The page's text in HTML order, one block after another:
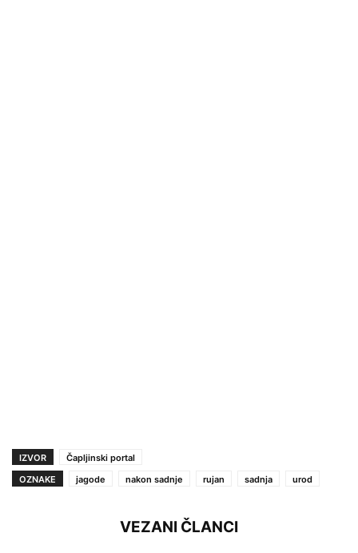
IZVOR
Čapljinski portal
OZNAKE
jagode nakon sadnje rujan sadnja urod
VEZANI ČLANCI